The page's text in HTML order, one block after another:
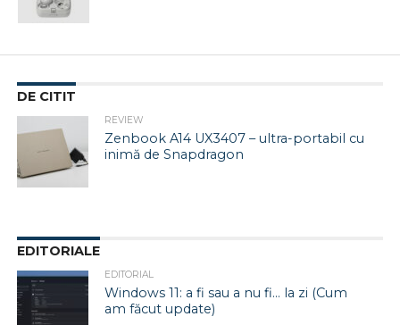
DE CITIT
REVIEW
Zenbook A14 UX3407 – ultra-portabil cu
inimă de Snapdragon
EDITORIALE
EDITORIAL
Windows 11: a fi sau a nu fi… la zi (Cum
am făcut update)